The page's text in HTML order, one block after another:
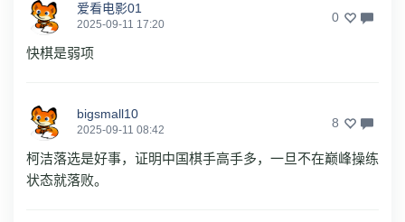
爱看电影01
2025-09-11 17:20 0
快棋是弱项
bigsmall10
2025-09-11 08:42 8
柯洁落选是好事，证明中国棋手高手多，一旦不在巅峰操练
状态就落败。